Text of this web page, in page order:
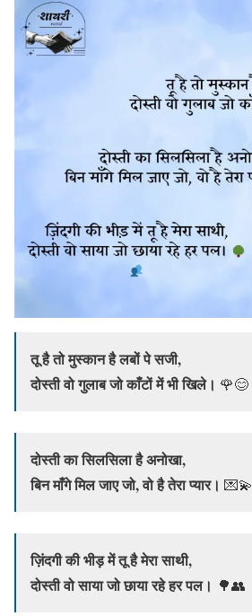
तू है तो मुस्कान है लबों पे सजी,
दोस्ती वो गुलाब जो काँटों में भी खिले। 🌹😊
दोस्ती का सिलसिला है अनोखा,
बिन माँगे मिल जाए जो, वो है तेरा प्यार। 💌💫
ज़िंदगी की भीड़ में तू है मेरा साथी,
दोस्ती वो साया जो छाया रहे हर पल। 🌳👥